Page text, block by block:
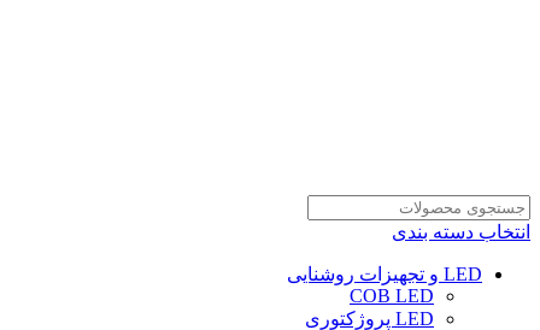
انتخاب دسته بندی
LED و تجهیزات روشنایی
COB LED
LED پروژکتوری